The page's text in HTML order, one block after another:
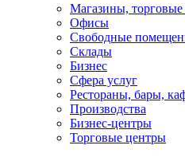
Магазины,
Офисы
Свободные
Склады
Бизнес
Сфера услуг
Рестораны, бары,
Производства
Бизнес-центры
Торговые центры